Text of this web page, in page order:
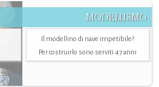
MODELLISMO
Il modellino di nave irripetibile?
Per costruirlo sono serviti 47 anni